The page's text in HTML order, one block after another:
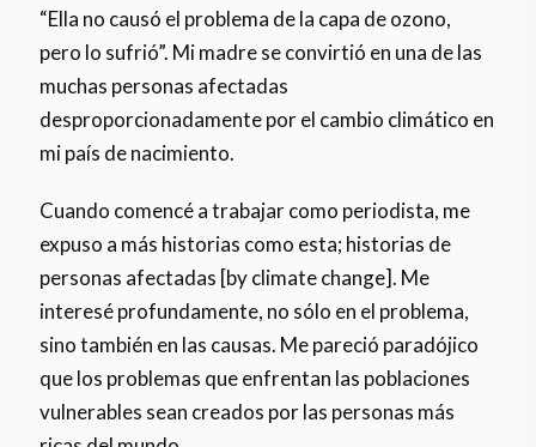
“Ella no causó el problema de la capa de ozono,
pero lo sufrió”. Mi madre se convirtió en una de las
muchas personas afectadas
desproporcionadamente por el cambio climático en
mi país de nacimiento.
Cuando comencé a trabajar como periodista, me
expuso a más historias como esta; historias de
personas afectadas [by climate change]. Me
interesé profundamente, no sólo en el problema,
sino también en las causas. Me pareció paradójico
que los problemas que enfrentan las poblaciones
vulnerables sean creados por las personas más